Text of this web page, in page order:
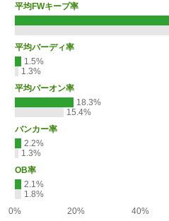
平均FWキープ率
平均バーディ率
1.5%
1.3%
平均パーオン率
18.3%
15.4%
バンカー率
2.2%
1.3%
OB率
2.1%
1.8%
0%
20% 40%